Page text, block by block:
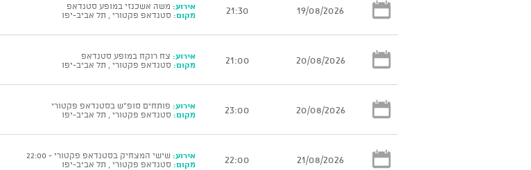
19/08/2026
21:30 אירוע: משה אשכנזי במופע סטנדאפ
מקום: סטנדאפ פקטורי , תל אביב-יפו
20/08/2026
21:00 אירוע: צח רוקח במופע סטנדאפ
מקום: סטנדאפ פקטורי , תל אביב-יפו
20/08/2026
23:00 אירוע: פותחים סופ"ש בסטנדאפ פקטורי
מקום: סטנדאפ פקטורי , תל אביב-יפו
21/08/2026
22:00 אירוע: שישי המצחיק בסטנדאפ פקטורי - 22:00
מקום: סטנדאפ פקטורי , תל אביב-יפו